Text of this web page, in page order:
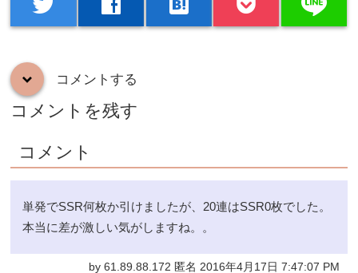
down コメントする
コメントを残す
コメント
単発でSSR何枚か引けましたが、20連はSSR0枚でした。
本当に差が激しい気がしますね。。
by 61.89.88.172 匿名 2016年4月17日 7:47:07 PM